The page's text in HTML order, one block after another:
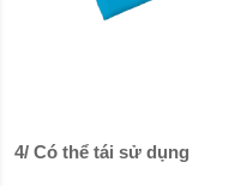
4/ Có thể tái sử dụng